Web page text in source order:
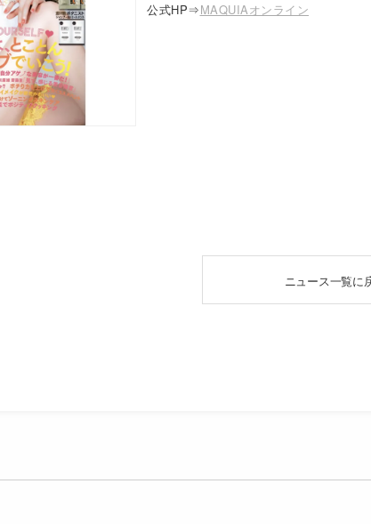
公式HP⇒MAQUIAオンライン
ニュース一覧に